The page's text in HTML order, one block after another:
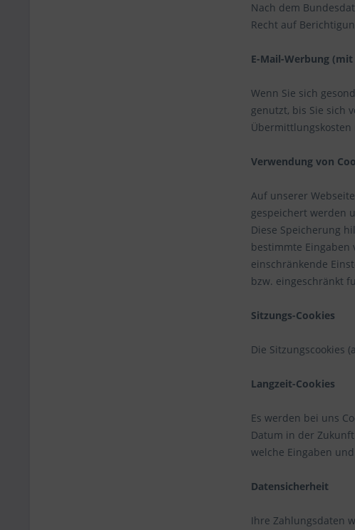
Nach dem
Recht auf
E-Mail-Werbung
Wenn Sie sich
genutzt, bis Sie sich
Verwendung von
Auf unserer
gespeichert werden
Diese Speicherung
bestimmte Eingaben
einschränkende
bzw. eingeschränkt
Sitzungs-Cookies
Die Sitzungscookies
Langzeit-Cookies
Es werden bei uns
Datum in der
welche Eingaben
Datensicherheit
Ihre Zahlungsdaten